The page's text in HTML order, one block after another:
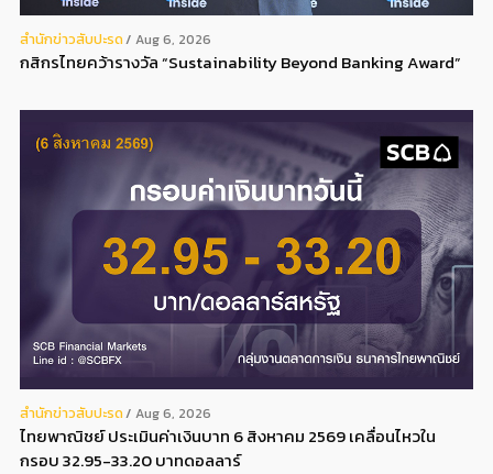
สํานักข่าวสับปะรด Aug 6, 2026
กสิกรไทยคว้ารางวัล “Sustainability Beyond Banking Award”
สํานักข่าวสับปะรด Aug 6, 2026
ไทยพาณิชย์ ประเมินค่าเงินบาท 6 สิงหาคม 2569 เคลื่อนไหวใน
กรอบ 32.95-33.20 บาทดอลลาร์